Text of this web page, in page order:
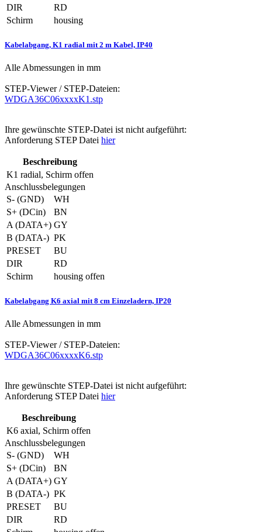
DIR
RD
Schirm
housing
Kabelabgang, K1 radial mit 2 m Kabel, IP40
Alle Abmessungen in mm
STEP-Viewer / STEP-Dateien:
WDGA36C06xxxxK1.stp
Ihre gewünschte STEP-Datei ist nicht aufgeführt:
Anforderung STEP Datei hier
Beschreibung
K1 radial, Schirm offen
Anschlussbelegungen
S- (GND)
WH
S+ (DCin)
BN
A (DATA+) GY
B (DATA-) PK
PRESET
BU
DIR
RD
Schirm
housing offen
Kabelabgang K6 axial mit 8 cm Einzeladern, IP20
Alle Abmessungen in mm
STEP-Viewer / STEP-Dateien:
WDGA36C06xxxxK6.stp
Ihre gewünschte STEP-Datei ist nicht aufgeführt:
Anforderung STEP Datei hier
Beschreibung
K6 axial, Schirm offen
Anschlussbelegungen
S- (GND)
WH
S+ (DCin)
BN
A (DATA+) GY
B (DATA-) PK
PRESET
BU
DIR
RD